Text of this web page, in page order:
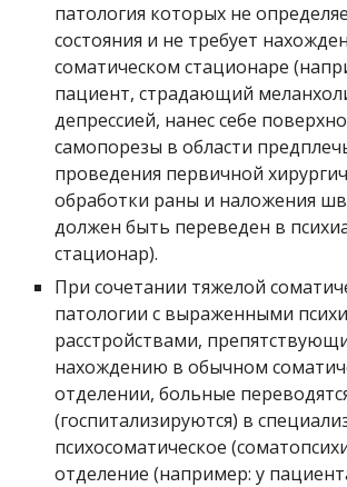
патология которых не
состояния и не требует
соматическом стационаре
пациент, страдающий
депрессией, нанес себе
самопорезы в области
проведения первичной
обработки раны и наложения
должен быть переведен в
стационар).
При сочетании тяжелой
патологии с выраженными
расстройствами,
нахождению в обычном
отделении, больные
(госпитализируются) в
психосоматическое
отделение (например: у